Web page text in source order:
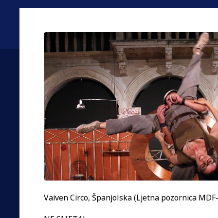
Vaiven Circo, Španjolska (Ljetna pozornica